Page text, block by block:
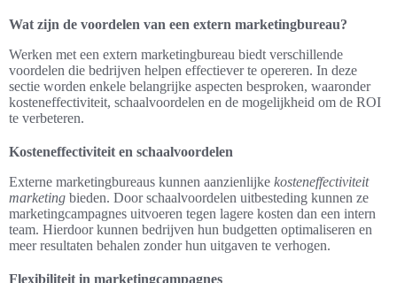
Wat zijn de voordelen van een extern marketingbureau?
Werken met een extern marketingbureau biedt verschillende
voordelen die bedrijven helpen effectiever te opereren. In deze
sectie worden enkele belangrijke aspecten besproken, waaronder
kosteneffectiviteit, schaalvoordelen en de mogelijkheid om de ROI
te verbeteren.
Kosteneffectiviteit en schaalvoordelen
Externe marketingbureaus kunnen aanzienlijke kosteneffectiviteit
marketing bieden. Door schaalvoordelen uitbesteding kunnen ze
marketingcampagnes uitvoeren tegen lagere kosten dan een intern
team. Hierdoor kunnen bedrijven hun budgetten optimaliseren en
meer resultaten behalen zonder hun uitgaven te verhogen.
Flexibiliteit in marketingcampagnes